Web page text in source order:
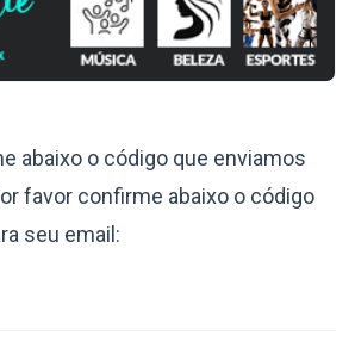
abaixo o código que enviamos
favor confirme abaixo o código
seu email: